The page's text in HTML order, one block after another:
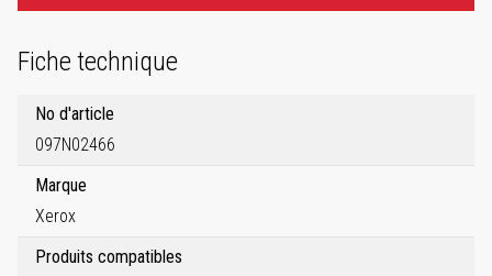
Fiche technique
No d'article
097N02466
Marque
Xerox
Produits compatibles